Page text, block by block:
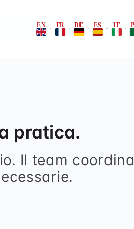
EN · FR · DE · ES · IT ·
pratica.
Il team